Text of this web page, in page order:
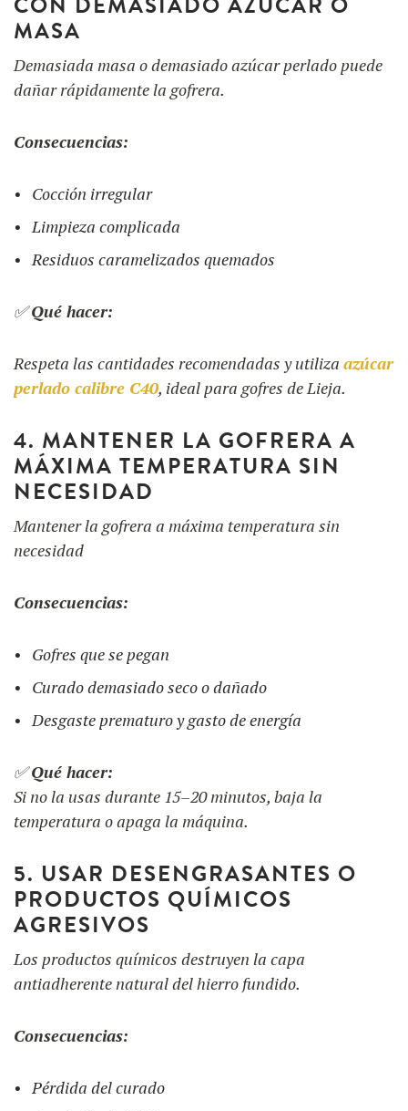
MASA
Demasiada masa o demasiado azúcar perlado puede
dañar rápidamente la gofrera.
Consecuencias:
Cocción irregular
Limpieza complicada
Residuos caramelizados quemados
✅Qué hacer:
Respeta las cantidades recomendadas y utiliza azúcar
perlado calibre C40, ideal para gofres de Lieja.
4. MANTENER LA GOFRERA A
MÁXIMA TEMPERATURA SIN
NECESIDAD
Mantener la gofrera a máxima temperatura sin
necesidad
Consecuencias:
Gofres que se pegan
Curado demasiado seco o dañado
Desgaste prematuro y gasto de energía
✅Qué hacer:
Si no la usas durante 15–20 minutos, baja la
temperatura o apaga la máquina.
5. USAR DESENGRASANTES O
PRODUCTOS QUÍMICOS
AGRESIVOS
Los productos químicos destruyen la capa
antiadherente natural del hierro fundido.
Consecuencias:
Pérdida del curado